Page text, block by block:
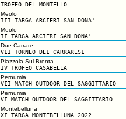
TROFEO DEL MONTELLO
Meolo
III TARGA ARCIERI SAN DONA'
Meolo
II TARGA ARCIERI SAN DONA'
Due Carrare
VII TORNEO DEI CARRARESI
Piazzola Sul Brenta
IV TROFEO CASABELLA
Pernumia
VII MATCH OUTDOOR DEL SAGGITTARIO
Pernumia
VI MATCH OUTDOOR DEL SAGGITTARIO
Montebelluna
XI TARGA MONTEBELLUNA 2022